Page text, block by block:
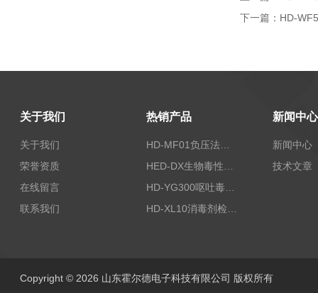
下一篇： HD-
关于我们
关于我们
荣誉资质
在线留言
联系我们
热销产品
HD-MF01负压法密封性测试仪
新闻中心
新闻中心
技术文章
Copyright © 2026 山东霍尔德电子科技有限公司 版权所有